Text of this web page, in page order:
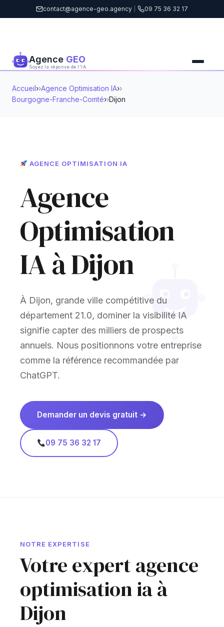
contact@agence-geo.agency 09 75 36 32 17
Agence GEO
Soyez la réponse de l'IA
Accueil› Agence Optimisation IA›
Bourgogne-Franche-Comté› Dijon
AGENCE OPTIMISATION IA
Agence
Optimisation
IA à Dijon
À Dijon, grande ville compétitive du
département 21.0, dominer la visibilité IA
signifie capter des milliers de prospects
annuels. Nous positionnons votre entreprise
comme la référence recommandée par
ChatGPT.
Demander un devis gratuit →
09 75 36 32 17
NOTRE EXPERTISE
Votre expert agence
optimisation ia à
Dijon